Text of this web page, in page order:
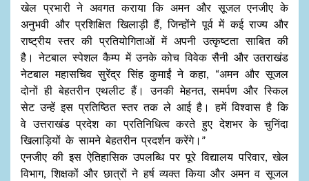
खेल प्रभारी ने अवगत कराया कि अमन और सूजल एनजीए के
अनुभवी और प्रशिक्षित खिलाड़ी हैं, जिन्होंने पूर्व में कई राज्य और
राष्ट्रीय स्तर की प्रतियोगिताओं में अपनी उत्कृष्टता साबित की
है। नेटबाल स्पेशल कैम्प में उनके कोच विवेक सैनी और उतराखंड
नेटबाल महासचिव सुरेंद्र सिंह कुमाईं ने कहा, “अमन और सूजल
दोनों ही बेहतरीन एथलीट हैं। उनकी मेहनत, समर्पण और स्किल
सेट उन्हें इस प्रतिष्ठित स्तर तक ले आई है। हमें विश्वास है कि
वे उत्तराखंड प्रदेश का प्रतिनिधित्व करते हुए देशभर के चुनिंदा
खिलाड़ियों के सामने बेहतरीन प्रदर्शन करेंगे।”
एनजीए की इस ऐतिहासिक उपलब्धि पर पूरे विद्यालय परिवार, खेल
विभाग, शिक्षकों और छात्रों ने हर्ष व्यक्त किया और अमन व सूजल